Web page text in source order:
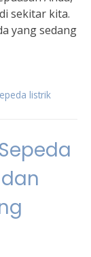
sekitar kita.
yang sedang
listrik